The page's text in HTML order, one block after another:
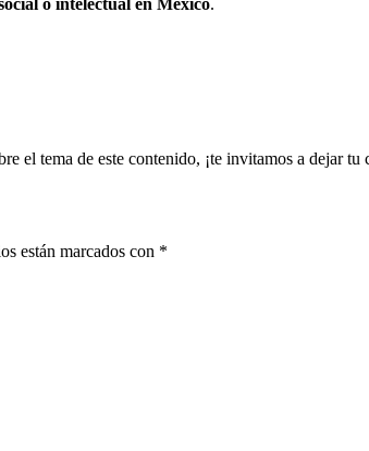
el tema de este contenido, ¡te invitamos a dejar tu
están marcados con *